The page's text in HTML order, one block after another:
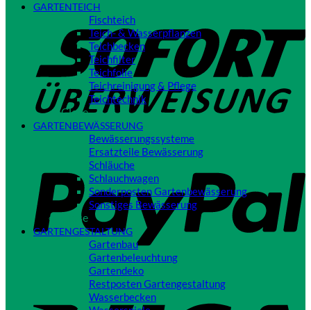
GARTENTEICH
Fischteich
Teich- & Wasserpflanzen
Teichbecken
Teichfilter
Teichfolie
Teichreinigung & Pflege
Teichtechnik
Close
GARTENBEWÄSSERUNG
Bewässerungssysteme
Ersatzteile Bewässerung
Schläuche
Schlauchwagen
Sonderposten Gartenbewässerung
Sonstiges Bewässerung
Close
GARTENGESTALTUNG
Gartenbau
Gartenbeleuchtung
Gartendeko
Restposten Gartengestaltung
Wasserbecken